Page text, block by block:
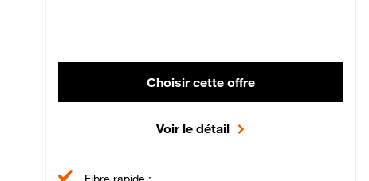
Choisir cette offre
Voir le détail
Fibre rapide :